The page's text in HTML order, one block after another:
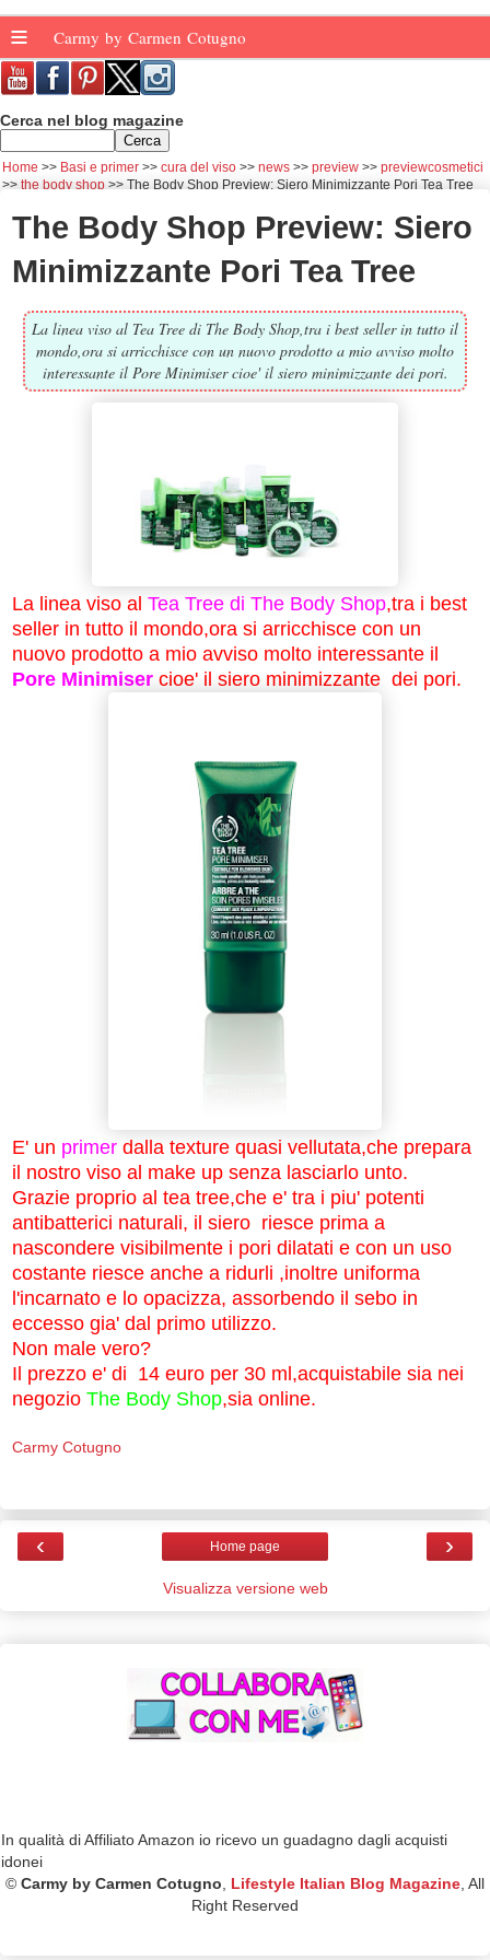
≡ Carmy by Carmen Cotugno
Cerca nel blog magazine
Home Basi e primer cura del viso news preview
previewcosmetici
the body shop
The Body Shop Preview: Siero Minimizzante Pori Tea Tree
The Body Shop Preview: Siero
Minimizzante Pori Tea Tree
La linea viso al Tea Tree di The Body Shop,tra i best seller in tutto il
mondo,ora si arricchisce con un nuovo prodotto a mio avviso molto
interessante il Pore Minimiser cioe' il siero minimizzante dei pori.
La linea viso al Tea Tree di The Body Shop,tra i best
seller in tutto il mondo,ora si arricchisce con un
nuovo prodotto a mio avviso molto interessante il
Pore Minimiser cioe' il siero minimizzante dei pori.
E' un primer dalla texture quasi vellutata,che prepara
il nostro viso al make up senza lasciarlo unto.
Grazie proprio al tea tree,che e' tra i piu' potenti
antibatterici naturali, il siero riesce prima a
nascondere visibilmente i pori dilatati e con un uso
costante riesce anche a ridurli ,inoltre uniforma
l'incarnato e lo opacizza, assorbendo il sebo in
eccesso gia' dal primo utilizzo.
Non male vero?
Il prezzo e' di 14 euro per 30 ml,acquistabile sia nei
negozio The Body Shop,sia online.
Carmy Cotugno
‹ ›
Home page
Visualizza versione web
In qualità di Affiliato Amazon io ricevo un guadagno dagli acquisti
idonei
© Carmy by Carmen Cotugno, Lifestyle Italian Blog Magazine, All
Right Reserved